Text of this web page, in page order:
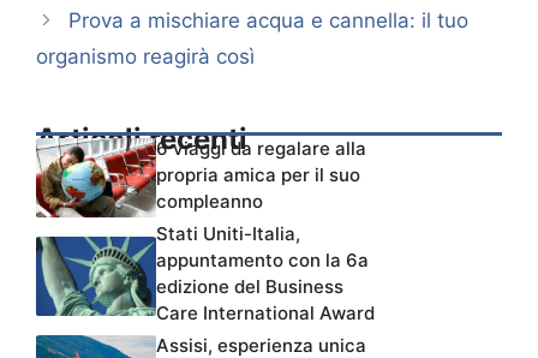
Prova a mischiare acqua e cannella: il tuo
organismo reagirà così
Articoli recenti6 viaggi da regalare alla
propria amica per il suo
compleanno
Stati Uniti-Italia,
appuntamento con la 6a
edizione del Business
Care International Award
Assisi, esperienza unica